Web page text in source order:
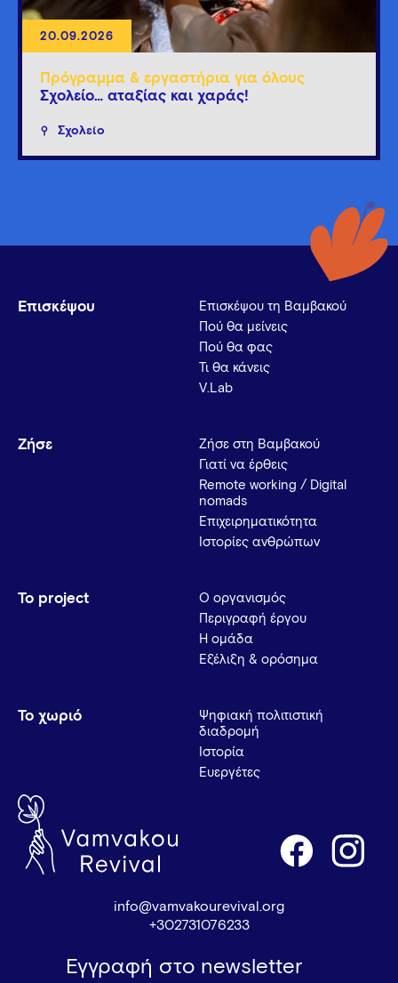
20.09.2026
Πρόγραμμα & εργαστήρια για όλους
Σχολείο… αταξίας και χαράς!
Σχολείο
Επισκέψου
Επισκέψου τη Βαμβακού
Πού θα μείνεις
Πού θα φας
Τι θα κάνεις
V.Lab
Ζήσε
Ζήσε στη Βαμβακού
Γιατί να έρθεις
Remote working / Digital
nomads
Επιχειρηματικότητα
Ιστορίες ανθρώπων
Το project
Ο οργανισμός
Περιγραφή έργου
Η ομάδα
Εξέλιξη & ορόσημα
Το χωριό
Ψηφιακή πολιτιστική
διαδρομή
Ιστορία
Ευεργέτες
info@vamvakourevival.org
+302731076233
Εγγραφή στο newsletter